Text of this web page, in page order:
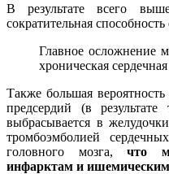
В результате всего
сократительная способность
Главное осложнение
хроническая
Также большая вероятность
предсердий (в
выбрасывается в
тромбоэмболией
головного мозга,что
инфарктам и